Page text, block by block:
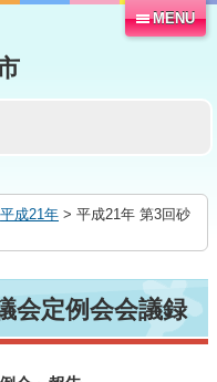
MENU
平成21年 > 平成21年 第3回砂
会定例会会議録